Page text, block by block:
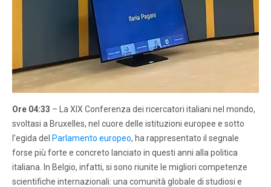
Ore 04:33 – La XIX Conferenza dei ricercatori italiani nel mondo,
svoltasi a Bruxelles, nel cuore delle istituzioni europee e sotto
l’egida del Parlamento europeo, ha rappresentato il segnale
forse più forte e concreto lanciato in questi anni alla politica
italiana. In Belgio, infatti, si sono riunite le migliori competenze
scientifiche internazionali: una comunità globale di studiosi e